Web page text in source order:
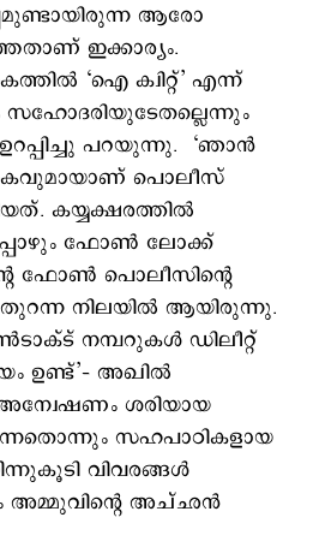
ആരോ
ഇക്കാര്യം.
‘ഐ ക്വിറ്റ്’ എന്ന്
പറയുന്നു. ‘ഞാൻ
പൊലീസ്
കയ്യക്ഷരത്തിൽ
ഫോൺ ലോക്ക്
ഫോൺ പൊലീസിന്റെ
തുറന്ന നിലയിൽ ആയിരുന്നു.
നമ്പറുകൾ ഡിലീറ്റ്
ഉണ്ട്’– അഖിൽ
ശരിയായ
സഹപാഠികളായ
വിവരങ്ങൾ
അമ്മുവിന്റെ അച്ഛൻ